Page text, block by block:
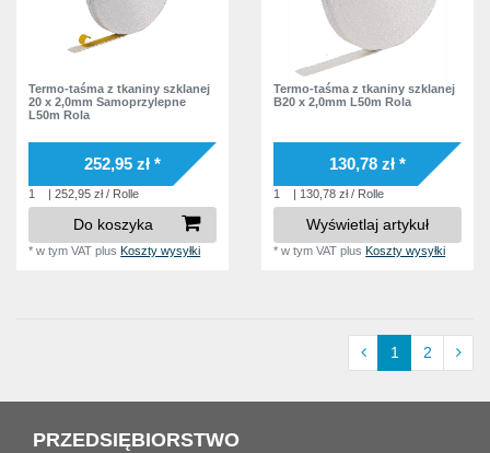
Termo-taśma z tkaniny szklanej
20 x 2,0mm Samoprzylepne
L50m Rola
252,95 zł *
1 | 252,95 zł / Rolle
Do koszyka
*w tym VAT plusKoszty wysyłki
Termo-taśma z tkaniny szklanej
B20 x 2,0mm L50m Rola
130,78 zł *
1 | 130,78 zł / Rolle
Wyświetlaj artykuł
*w tym VAT plusKoszty wysyłki
1 2
PRZEDSIĘBIORSTWO